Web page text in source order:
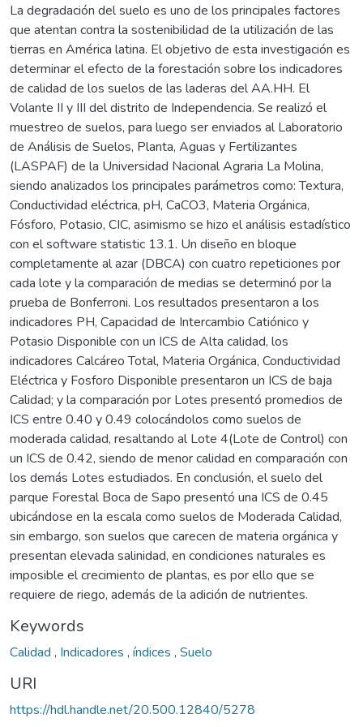
La degradación del suelo es uno de los principales factores
que atentan contra la sostenibilidad de la utilización de las
tierras en América latina. El objetivo de esta investigación es
determinar el efecto de la forestación sobre los indicadores
de calidad de los suelos de las laderas del AA.HH. El
Volante II y III del distrito de Independencia. Se realizó el
muestreo de suelos, para luego ser enviados al Laboratorio
de Análisis de Suelos, Planta, Aguas y Fertilizantes
(LASPAF) de la Universidad Nacional Agraria La Molina,
siendo analizados los principales parámetros como: Textura,
Conductividad eléctrica, pH, CaCO3, Materia Orgánica,
Fósforo, Potasio, CIC, asimismo se hizo el análisis estadístico
con el software statistic 13.1. Un diseño en bloque
completamente al azar (DBCA) con cuatro repeticiones por
cada lote y la comparación de medias se determinó por la
prueba de Bonferroni. Los resultados presentaron a los
indicadores PH, Capacidad de Intercambio Catiónico y
Potasio Disponible con un ICS de Alta calidad, los
indicadores Calcáreo Total, Materia Orgánica, Conductividad
Eléctrica y Fosforo Disponible presentaron un ICS de baja
Calidad; y la comparación por Lotes presentó promedios de
ICS entre 0.40 y 0.49 colocándolos como suelos de
moderada calidad, resaltando al Lote 4(Lote de Control) con
un ICS de 0.42, siendo de menor calidad en comparación con
los demás Lotes estudiados. En conclusión, el suelo del
parque Forestal Boca de Sapo presentó una ICS de 0.45
ubicándose en la escala como suelos de Moderada Calidad,
sin embargo, son suelos que carecen de materia orgánica y
presentan elevada salinidad, en condiciones naturales es
imposible el crecimiento de plantas, es por ello que se
requiere de riego, además de la adición de nutrientes.
Keywords
Calidad , Indicadores , índices , Suelo
URI
https://hdl.handle.net/20.500.12840/5278